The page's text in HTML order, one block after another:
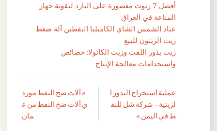
أفضل 7 زيوت معصورة على البارد لتقوية جهاز
المناعة في العراق
عباد الشمس الشاي الكاميليا اليقطين آلة ضغط
زيت الزيتون للبيع
زيت بذور اللفت وزيت الكانولا: خصائص
واستخدامات معالجة الإنتاج
تصفّح
المقالات
« آلات ضخ النفط مورد
ي آلات ضخ النفط من ع
مان
عملية استخراج البذور ا
لزيتية – شركة شل للنف
ط في اليمن »